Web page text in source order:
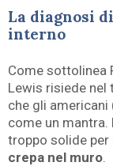
La diagnosi
interno
Come sottolinea
Lewis risiede
che gli
come un mantra.
troppo solide per
crepa nel muro